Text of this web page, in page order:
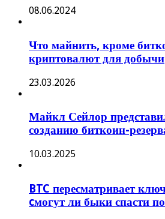
08.06.2024
Что майнить, кроме
криптовалют для добычи
23.03.2026
Майкл Сейлор
созданию биткоин-
10.03.2025
BTC пересматривает
cмогут ли быки спасти